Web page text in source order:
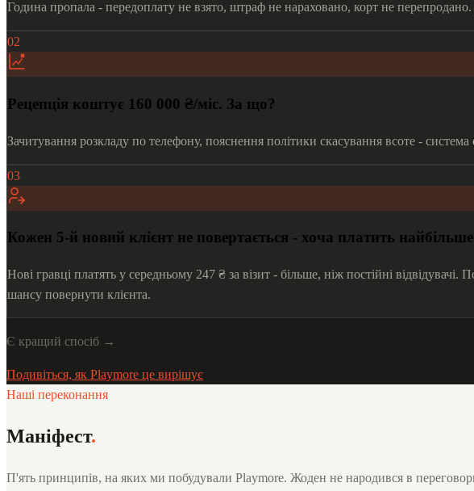
Година пропала - передоплату не взято, штраф не нараховано, корт не
02
Рецепція коштує 160 000 ₴/міс. За що?
Зачитування розкладу по телефону, пояснення політики скасування всоте -
03
Кожен 5-й новий клієнт не повертається - хоча платить найбільше
Нові гравці платять у середньому 247 ₴ за візит - більше, ніж постійні
шансу повернути клієнта.
Є кращий спосіб →
Подивіться, як Playmore це вирішує
Наші переконання
Маніфест.
П'ять принципів, на яких ми побудували Playmore. Жоден не народився в